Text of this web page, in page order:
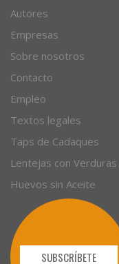
Autores
Empresas
Sobre nosotros
Contacto
Empleo
Textos legales
Taps de Cadaques
Lentejas con
Huevos sin Aceite
SUBSCRÍBETE